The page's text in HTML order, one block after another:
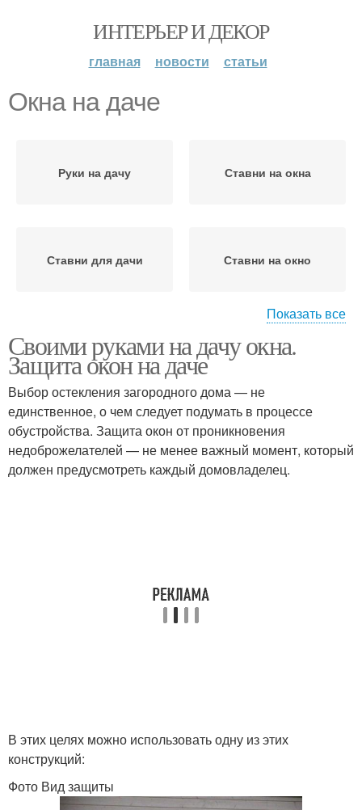
ИНТЕРЬЕР И ДЕКОР
главная новости статьи
Окна на даче
Руки на дачу Ставни на окна
Ставни для дачи Ставни на окно
Пластиковые окна Окна в каркасном доме
Показать все
Своими руками на дачу окна.
Защита окон на даче
Выбор остекления загородного дома — не
единственное, о чем следует подумать в процессе
обустройства. Защита окон от проникновения
недоброжелателей — не менее важный момент, который
должен предусмотреть каждый домовладелец.
В этих целях можно использовать одну из этих
конструкций:
Фото Вид защиты